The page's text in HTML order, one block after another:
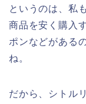
というのは、私
商品を安く購入
ポンなどがある
ね。
だから、シトル